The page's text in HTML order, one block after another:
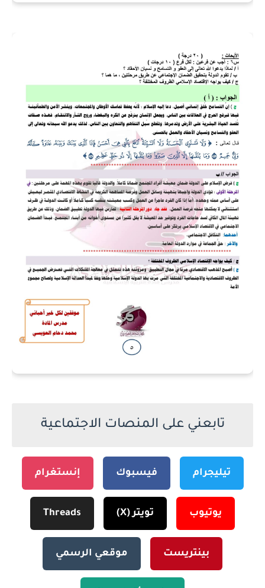
تابعني على المنصات الاجتماعية
تيليجرام فيسبوك إنستغرام
يوتيوب تويتر (X) Threads
بينتريست موقعي الرسمي